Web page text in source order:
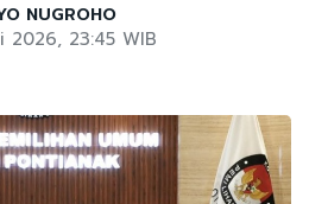
NUGROHO
2026, 23:45 WIB